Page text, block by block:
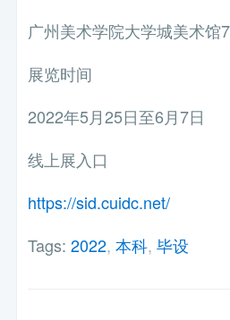
广州美术学院大学城美术馆
展览时间
2022年5月25日至6月7日
线上展入口
https://sid.cuidc.net/
Tags:2022, 本科, 毕设